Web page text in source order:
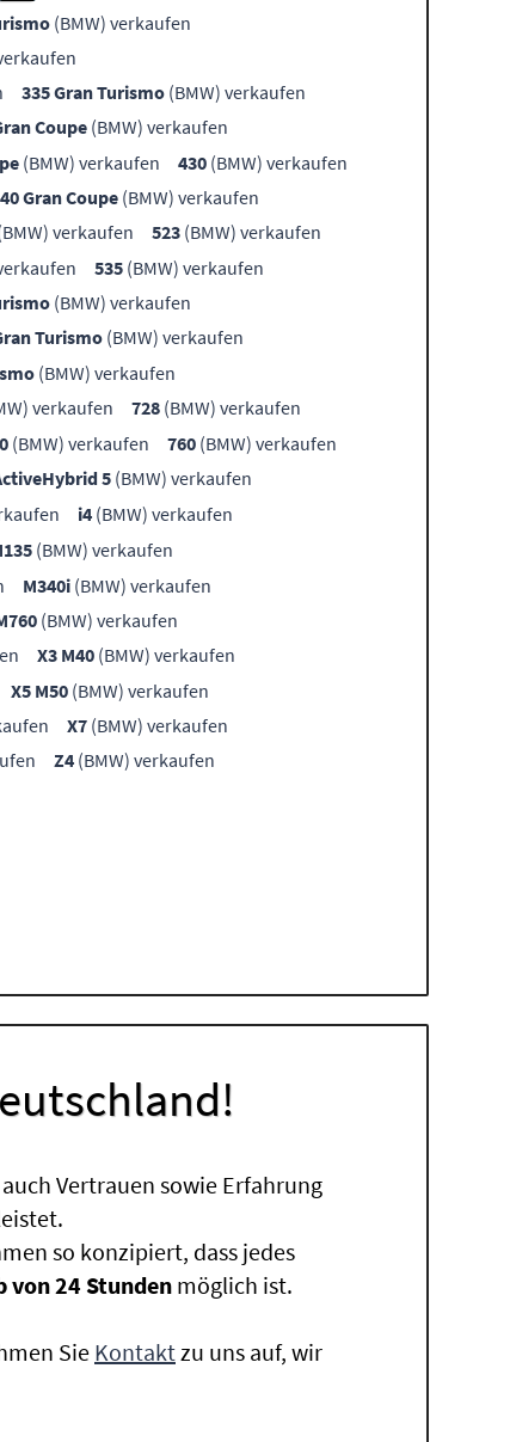
(BMW) verkaufen
335 Gran Turismo (BMW) verkaufen
Coupe (BMW) verkaufen
(BMW) verkaufen 430 (BMW) verkaufen
Gran Coupe(BMW) verkaufen
verkaufen 523 (BMW) verkaufen
535 (BMW) verkaufen
(BMW) verkaufen
Turismo (BMW) verkaufen
(BMW) verkaufen
verkaufen 728 (BMW) verkaufen
(BMW) verkaufen 760 (BMW) verkaufen
5(BMW) verkaufen
i4 (BMW) verkaufen
(BMW) verkaufen
M340i (BMW) verkaufen
(BMW) verkaufen
X3 M40 (BMW) verkaufen
X5 M50 (BMW) verkaufen
X7 (BMW) verkaufen
Z4 (BMW) verkaufen
Vertrauen sowie Erfahrung
so konzipiert, dass jedes
von 24 Stunden möglich ist.
Sie Kontaktzu uns auf, wir